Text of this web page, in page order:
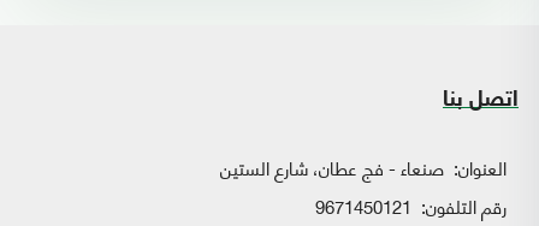
اتصل بنا
العنوان: صنعاء - فج عطان، شارع الستين
رقم التلفون: 9671450121